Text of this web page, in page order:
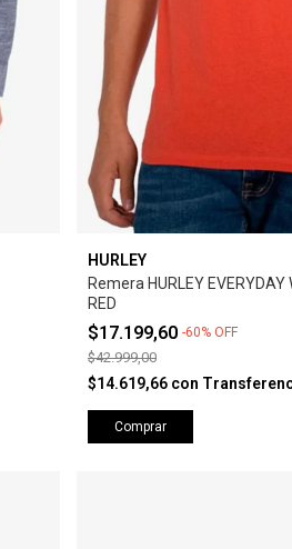
HURLEY
Remera HURLEY EVERYDAY
RED
$17.199,60 -60% OFF
$42.999,00
$14.619,66 con
Comprar